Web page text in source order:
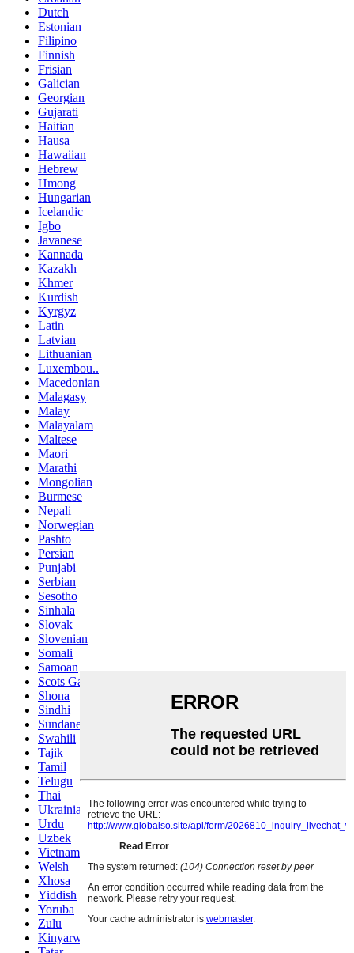
Dutch
Estonian
Filipino
Finnish
Frisian
Galician
Georgian
Gujarati
Haitian
Hausa
Hawaiian
Hebrew
Hmong
Hungarian
Icelandic
Igbo
Javanese
Kannada
Kazakh
Khmer
Kurdish
Kyrgyz
Latin
Latvian
Lithuanian
Luxembou..
Macedonian
Malagasy
Malay
Malayalam
Maltese
Maori
Marathi
Mongolian
Burmese
Nepali
Norwegian
Pashto
Persian
Punjabi
Serbian
Sesotho
Sinhala
Slovak
Slovenian
Somali
Samoan
Scots Gaelic
Shona
Sindhi
Sundanese
Swahili
Tajik
Tamil
Telugu
Thai
Ukrainian
Urdu
Uzbek
Vietnamese
Welsh
Xhosa
Yiddish
Yoruba
Zulu
Kinyarwanda